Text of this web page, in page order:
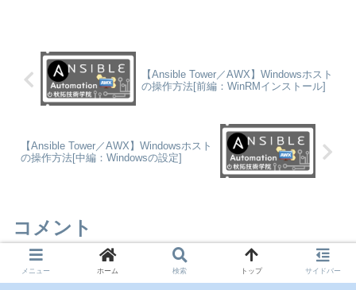
【Ansible Tower／AWX】Windowsホスト
の操作方法[前編：WinRMインストール]
【Ansible Tower／AWX】Windowsホスト
の操作方法[中編：Windowsの設定]
コメント
メニュー ホーム 検索 トップ サイドバー